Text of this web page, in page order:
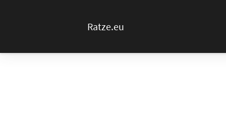
Ratze.eu